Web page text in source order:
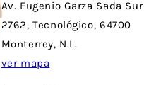
Av. Eugenio Garza Sada Sur
2762, Tecnológico, 64700
Monterrey, N.L.
ver mapa